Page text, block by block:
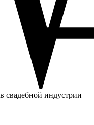
свадебной индустрии